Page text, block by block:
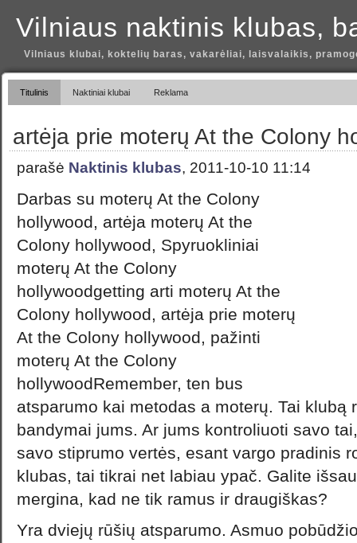
Vilniaus naktinis klubas,
Vilniaus klubai, koktelių baras, vakarėliai, laisvalaikis,
Titulinis Naktiniai klubai Reklama
artėja prie moterų At the Colony
parašė Naktinis klubas, 2011-10-10 11:14
Darbas su moterų At the Colony
hollywood, artėja moterų At the
Colony hollywood, Spyruokliniai
moterų At the Colony
hollywoodgetting arti moterų At the
Colony hollywood, artėja prie moterų
At the Colony hollywood, pažinti
moterų At the Colony
hollywoodRemember, ten bus
atsparumo kai metodas a moterų. Tai klubą
bandymai jums. Ar jums kontroliuoti savo
savo stiprumo vertės, esant vargo pradinis
klubas, tai tikrai net labiau ypač. Galite
mergina, kad ne tik ramus ir draugiškas?
Yra dviejų rūšių atsparumo. Asmuo